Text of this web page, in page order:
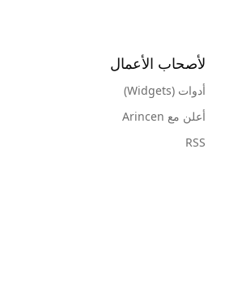
لأصحاب الأعمال
أدوات (Widgets)
أعلن مع Arincen
RSS